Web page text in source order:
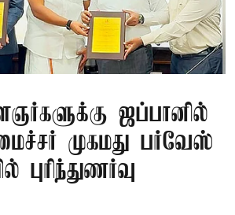
ஜப்பானில்
முகமது பர்வேஸ்
புரிந்துணர்வு